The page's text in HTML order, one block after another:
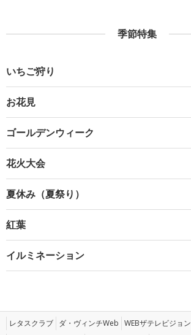
季節特集
いちご狩り
お花見
ゴールデンウィーク
花火大会
夏休み（夏祭り）
紅葉
イルミネーション
レタスクラブ ダ・ヴィンチWeb WEBザテレビジョン